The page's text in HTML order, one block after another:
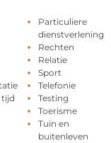
tijd
Particuliere
dienstverlening
Rechten
Relatie
Sport
Telefonie
Testing
Toerisme
Tuin en
buitenleven